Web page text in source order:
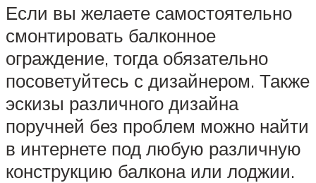
Если вы желаете самостоятельно
смонтировать балконное
ограждение, тогда обязательно
посоветуйтесь с дизайнером. Также
эскизы различного дизайна
поручней без проблем можно найти
в интернете под любую различную
конструкцию балкона или лоджии.